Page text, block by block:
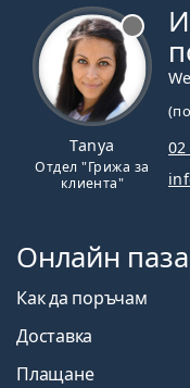
Tanya
Отдел "Грижа за
клиента"
Онлайн
Как да поръчам
Доставка
Плащане